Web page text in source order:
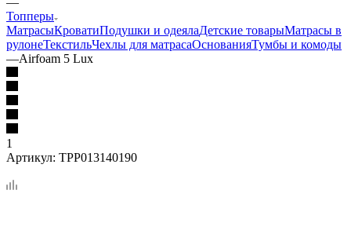
Топперы
МатрасыКроватиПодушки и одеялаДетские товарыМатрасы в
рулонеТекстильЧехлы для матрасаОснованияТумбы и комоды
—Airfoam 5 Lux
1
Артикул: TPP013140190